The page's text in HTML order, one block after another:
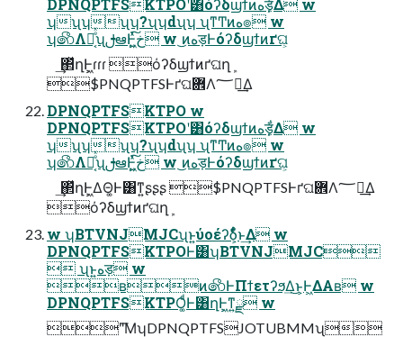
DPNQPTFSKTPOʹ͸όʔδϣϯͷهड़͕͋Δ w
ʮʯʮʯʮ?ʯʮdʯʮ ʯͳͲͷه๏ w
ʮ෯Λར͔ͤͯʯࢦఆͰ͖ͯخ͍͠ w ͜ͷهड़Ͱόʔδϣϯͷґଘ͕
͢΂ͯղܾͰ͖ɾɾɾ όʔδϣϯͷґଘղܾ
$PNQPTFSͰґଘؔ܎Λ؅ཧ͢Δ
DPNQPTFSKTPO w
DPNQPTFSKTPOʹ͸όʔδϣϯͷهड़͕͋Δ w
ʮʯʮʯʮ?ʯʮdʯʮ ʯͳͲͷه๏ w
ʮ෯Λར͔ͤͯʯࢦఆͰ͖ͯخ͍͠ w ͜ͷهड़Ͱόʔδϣϯͷґଘ͕
͢΂ͯղܾͰ͖ΔΘ͚Ͱ͸ͳ͍ʂʂʂ $PNQPTFSͰґଘؔ܎Λ؅ཧ͢Δ
όʔδϣϯͷґଘղܾ
w ʮBTVNJMJCʯͱ͍͏ύοέʔδ͕͋ͬͨͱ͢Δ w
DPNQPTFSKTPOͰ͸ʮBTVNJMJC
 ʯͱ͍͏هड़ w
ʙͷ෯ͰΠϯετʔϧ͢Δ͜ͱ͕Ͱ͖ΔΑʙ w
DPNQPTFSKTPO͚ͩͰ͸ղܾͰ͖ͳ͍ྫ w
"͞ΜʮDPNQPTFSJOTUBMMʯ